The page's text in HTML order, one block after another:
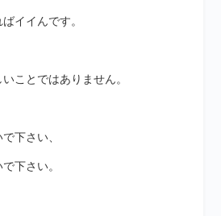
イイんです。
ことではありません。
下さい、
下さい。